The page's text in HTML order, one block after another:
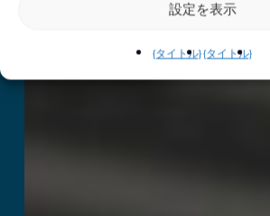
設定を表示
{タイトル}{タイトル}